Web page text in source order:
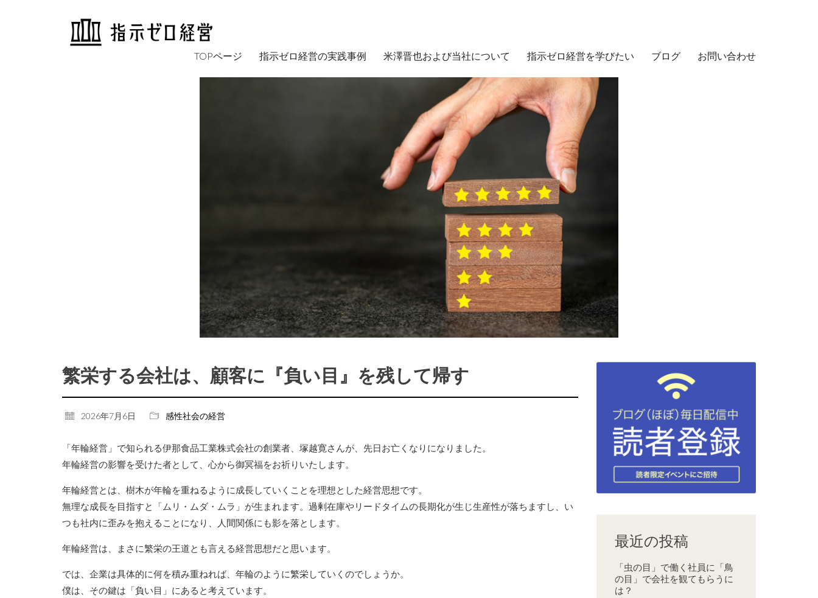
TOPページ 指示ゼロ経営の実践事例 米澤晋也および当社について 指示ゼロ経営を学びたい ブログ お問い合わせ
繁栄する会社は、顧客に『負い目』を残して帰す
2026年7月6日 感性社会の経営
「年輪経営」で知られる伊那食品工業株式会社の創業者、塚越寛さんが、先日お亡くなりになりました。
年輪経営の影響を受けた者として、心から御冥福をお祈りいたします。
年輪経営とは、樹木が年輪を重ねるように成長していくことを理想とした経営思想です。
無理な成長を目指すと「ムリ・ムダ・ムラ」が生まれます。過剰在庫やリードタイムの長期化が生じ生産性が落ちますし、い
つも社内に歪みを抱えることになり、人間関係にも影を落とします。
年輪経営は、まさに繁栄の王道とも言える経営思想だと思います。
では、企業は具体的に何を積み重ねれば、年輪のように繁栄していくのでしょうか。
僕は、その鍵は「負い目」にあると考えています。
最近の投稿
「虫の目」で働く社員に「鳥
の目」で会社を観てもらうに
は？